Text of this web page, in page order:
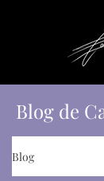
Blog de
Blog